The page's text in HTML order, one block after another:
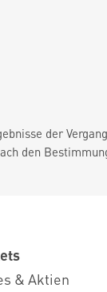
der
den
& Aktien